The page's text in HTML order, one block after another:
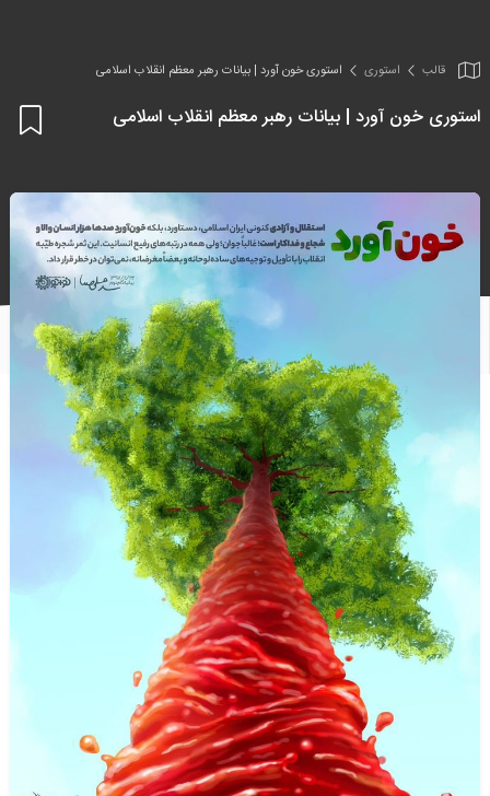
قالب استوری استوری خون آورد | بیانات رهبر معظم انقلاب اسلامی
استوری خون آورد | بیانات رهبر معظم انقلاب اسلامی